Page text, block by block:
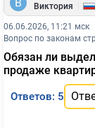
Виктория
06.06.2026, 11:21 мск
Вопрос по законам
Обязан ли
продаже
Ответов: 5